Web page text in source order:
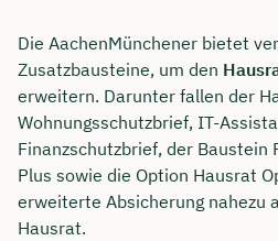
Die AachenMünchener bietet
Zusatzbausteine, um den
erweitern. Darunter fallen der
Wohnungsschutzbrief, IT-
Finanzschutzbrief, der Baustein
Plus sowie die Option Hausrat
erweiterte Absicherung nahezu
Hausrat.